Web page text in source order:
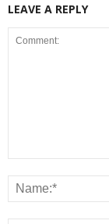
LEAVE A REPLY